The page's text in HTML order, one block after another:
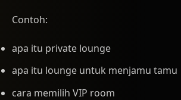
Contoh:
apa itu private lounge
apa itu lounge untuk menjamu tamu
cara memilih VIP room